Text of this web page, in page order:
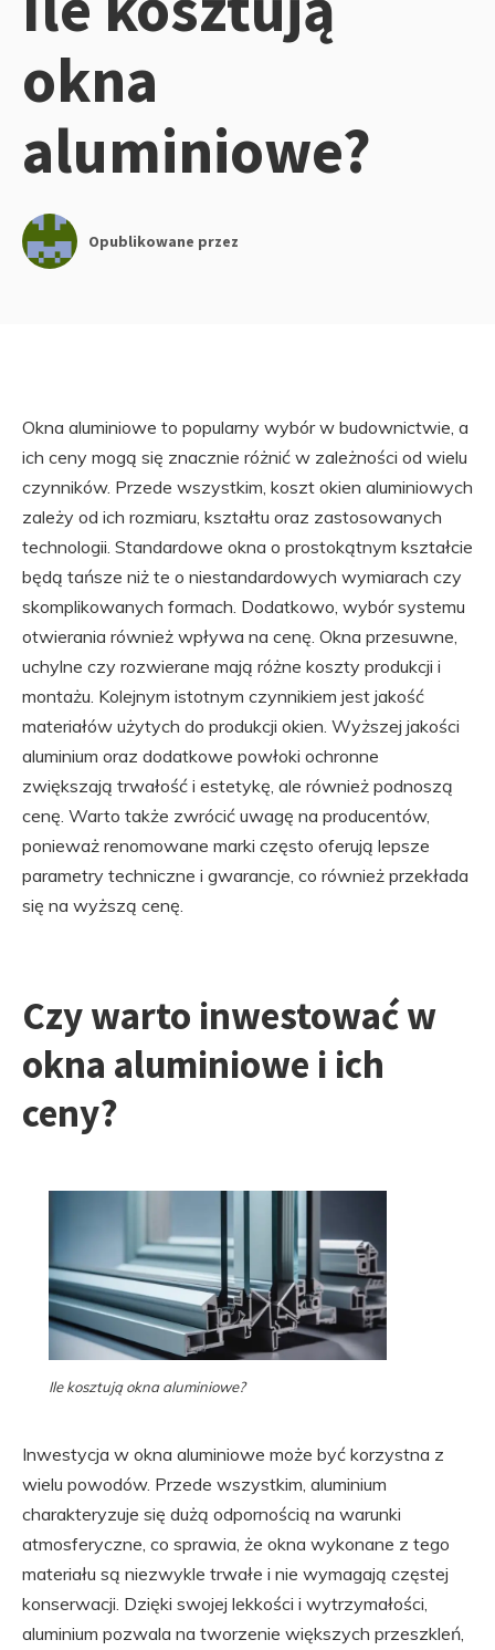
okna
aluminiowe?
Opublikowane przez
Okna aluminiowe to popularny wybór w budownictwie, a
ich ceny mogą się znacznie różnić w zależności od wielu
czynników. Przede wszystkim, koszt okien aluminiowych
zależy od ich rozmiaru, kształtu oraz zastosowanych
technologii. Standardowe okna o prostokątnym kształcie
będą tańsze niż te o niestandardowych wymiarach czy
skomplikowanych formach. Dodatkowo, wybór systemu
otwierania również wpływa na cenę. Okna przesuwne,
uchylne czy rozwierane mają różne koszty produkcji i
montażu. Kolejnym istotnym czynnikiem jest jakość
materiałów użytych do produkcji okien. Wyższej jakości
aluminium oraz dodatkowe powłoki ochronne
zwiększają trwałość i estetykę, ale również podnoszą
cenę. Warto także zwrócić uwagę na producentów,
ponieważ renomowane marki często oferują lepsze
parametry techniczne i gwarancje, co również przekłada
się na wyższą cenę.
Czy warto inwestować w
okna aluminiowe i ich
ceny?
Ile kosztują okna aluminiowe?
Inwestycja w okna aluminiowe może być korzystna z
wielu powodów. Przede wszystkim, aluminium
charakteryzuje się dużą odpornością na warunki
atmosferyczne, co sprawia, że okna wykonane z tego
materiału są niezwykle trwałe i nie wymagają częstej
konserwacji. Dzięki swojej lekkości i wytrzymałości,
aluminium pozwala na tworzenie większych przeszkleń,